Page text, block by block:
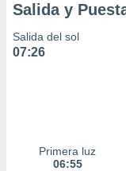
Salida y
Salida del sol
07:26
Primera luz
06:55